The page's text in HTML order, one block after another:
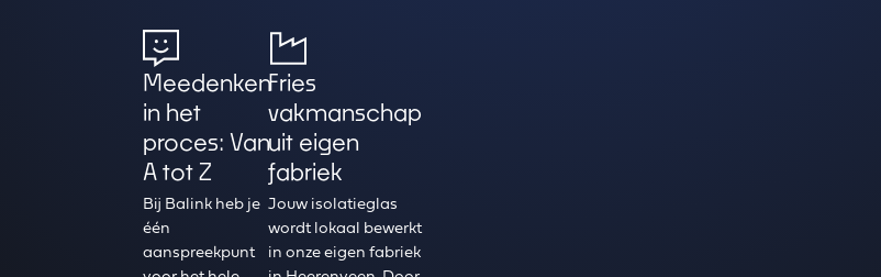
Meedenken
in het
proces: Van
A tot Z
Bij Balink heb je
één
aanspreekpunt
Fries
vakmanschap
uit eigen
fabriek
Jouw isolatieglas
wordt lokaal bewerkt
in onze eigen fabriek